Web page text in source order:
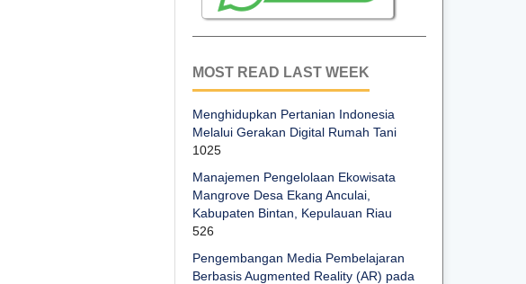
MOST READ LAST WEEK
Menghidupkan Pertanian Indonesia
Melalui Gerakan Digital Rumah Tani
1025
Manajemen Pengelolaan Ekowisata
Mangrove Desa Ekang Anculai,
Kabupaten Bintan, Kepulauan Riau
526
Pengembangan Media Pembelajaran
Berbasis Augmented Reality (AR) pada